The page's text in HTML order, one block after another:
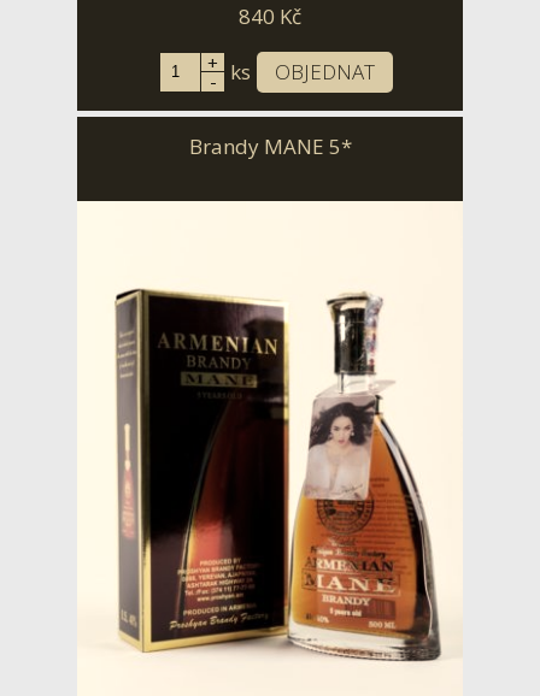
840 Kč
+
- ks OBJEDNAT
Brandy MANE 5*